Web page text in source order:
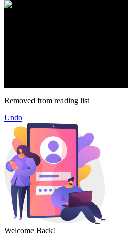
Removed from reading list
Undo
Welcome Back!